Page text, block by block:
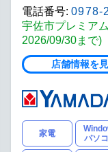
電話番号: 0978-
宇佐市プレミア
2026/09/30まで)
店舗情報を
家電
パソ